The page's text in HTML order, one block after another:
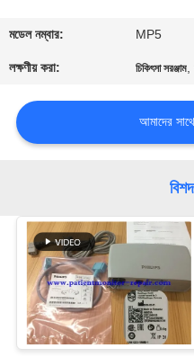
গুণমান
নিয়ন্ত্রণ
আমাদের
একটি
উদ্ধৃতি
অনুরোধ
করুন
মডেল নম্বার: MP5
লক্ষণীয় করা: চিকিৎসা সরঞ্জাম,
আমাদের